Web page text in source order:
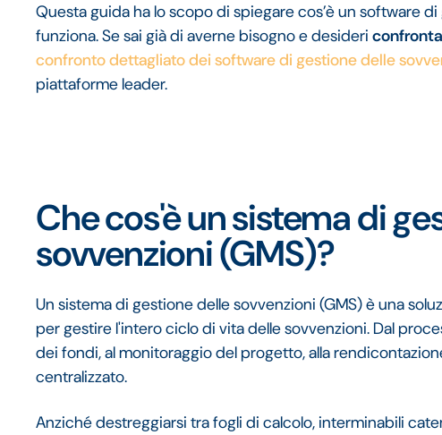
Questa guida ha lo scopo di spiegare cos’è un software
funziona. Se sai già di averne bisogno e desideri
confronto dettagliato dei software di gestione delle
piattaforme leader.
Che cos'è un sistema di
sovvenzioni (GMS)?
Un sistema di gestione delle sovvenzioni (GMS) è una
per gestire l'intero ciclo di vita delle sovvenzioni. Dal
dei fondi, al monitoraggio del progetto, alla
centralizzato.
Anziché destreggiarsi tra fogli di calcolo, interminabili